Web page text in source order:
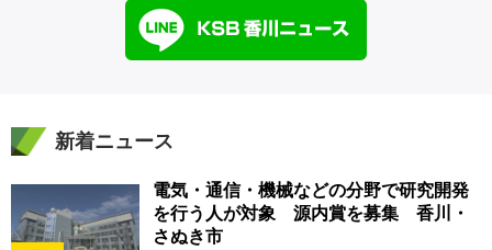
新着ニュース
電気・通信・機械などの分野で研究開発
を行う人が対象 源内賞を募集 香川・
さぬき市